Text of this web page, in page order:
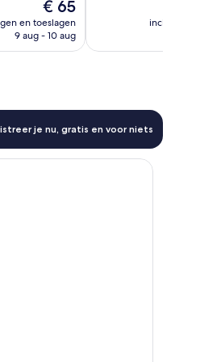
De
prijs
is
€ 65
en toeslagen
9 aug - 10 aug
beoordelingeninclusief
je nu, gratis en voor niets